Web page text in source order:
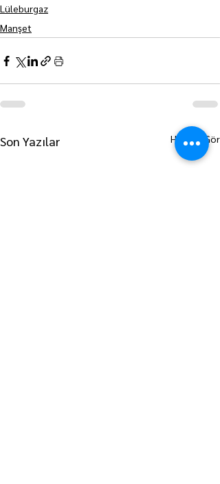
Lüleburgaz
Manşet
Son Yazılar Hepsini Gör